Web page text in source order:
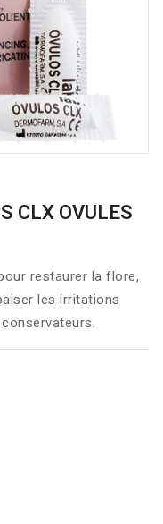
CLX OVULES
restaurer la flore,
les irritations